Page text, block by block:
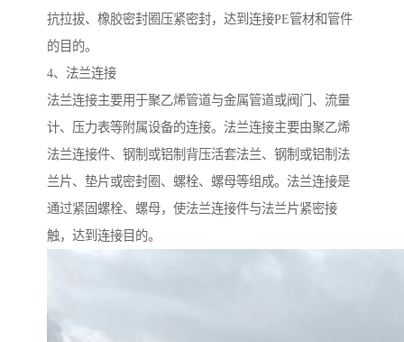
抗拉拔、橡胶密封圈压紧密封，达到连接PE管材和管件
的目的。
4、法兰连接
法兰连接主要用于聚乙烯管道与金属管道或阀门、流量
计、压力表等附属设备的连接。法兰连接主要由聚乙烯
法兰连接件、钢制或铝制背压活套法兰、钢制或铝制法
兰片、垫片或密封圈、螺栓、螺母等组成。法兰连接是
通过紧固螺栓、螺母，使法兰连接件与法兰片紧密接
触，达到连接目的。